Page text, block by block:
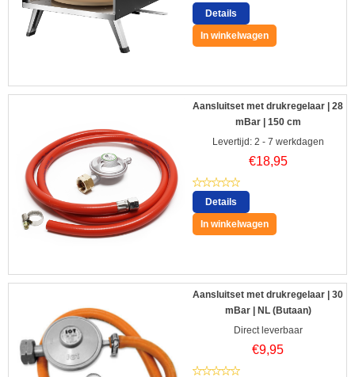
Details
In winkelwagen
Aansluitset met drukregelaar | 28
mBar | 150 cm
Levertijd: 2 - 7 werkdagen
€18,95
Details
In winkelwagen
Aansluitset met drukregelaar | 30
mBar | NL (Butaan)
Direct leverbaar
€9,95